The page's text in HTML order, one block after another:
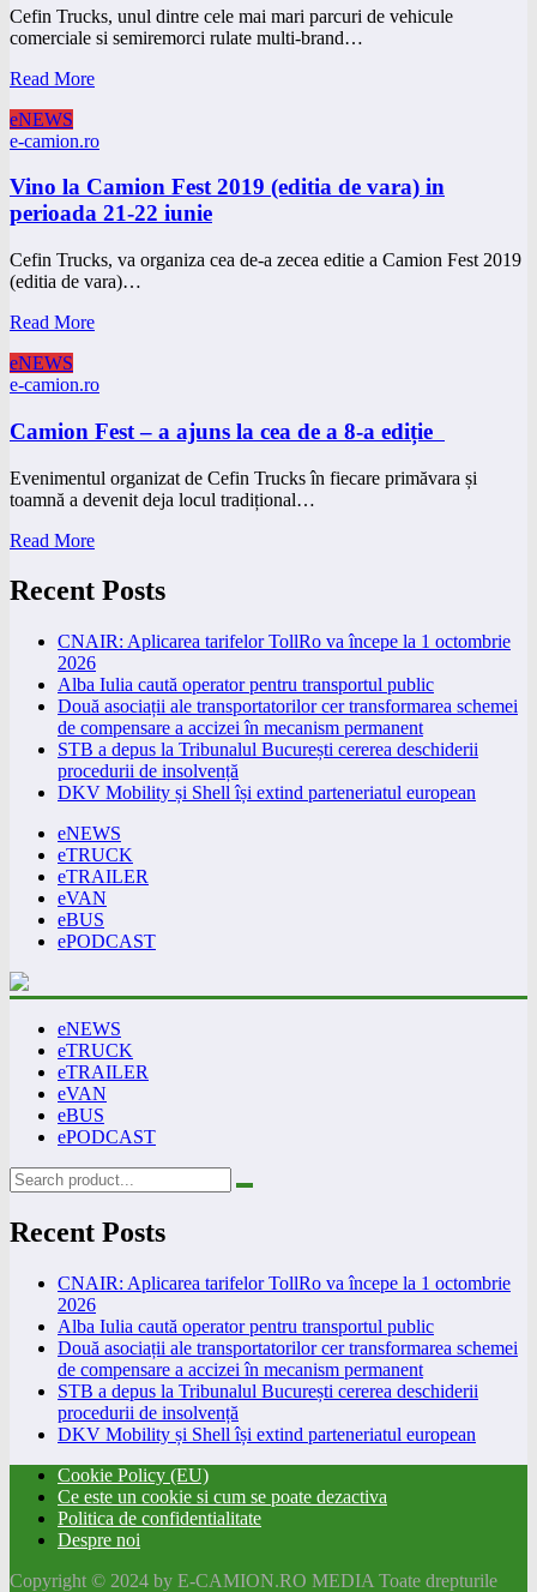
Cefin Trucks, unul dintre cele mai mari parcuri de vehicule
comerciale si semiremorci rulate multi-brand…
Read More
eNEWS
e-camion.ro
Vino la Camion Fest 2019 (editia de vara) in
perioada 21-22 iunie
Cefin Trucks, va organiza cea de-a zecea editie a Camion Fest 2019
(editia de vara)…
Read More
eNEWS
e-camion.ro
Camion Fest – a ajuns la cea de a 8-a ediție
Evenimentul organizat de Cefin Trucks în fiecare primăvara și
toamnă a devenit deja locul tradițional…
Read More
Recent Posts
CNAIR: Aplicarea tarifelor TollRo va începe la 1 octombrie
2026
Alba Iulia caută operator pentru transportul public
Două asociații ale transportatorilor cer transformarea schemei
de compensare a accizei în mecanism permanent
STB a depus la Tribunalul București cererea deschiderii
procedurii de insolvență
DKV Mobility și Shell își extind parteneriatul european
eNEWS
eTRUCK
eTRAILER
eVAN
eBUS
ePODCAST
eNEWS
eTRUCK
eTRAILER
eVAN
eBUS
ePODCAST
Recent Posts
CNAIR: Aplicarea tarifelor TollRo va începe la 1 octombrie
2026
Alba Iulia caută operator pentru transportul public
Două asociații ale transportatorilor cer transformarea schemei
de compensare a accizei în mecanism permanent
STB a depus la Tribunalul București cererea deschiderii
procedurii de insolvență
DKV Mobility și Shell își extind parteneriatul european
Cookie Policy (EU)
Ce este un cookie si cum se poate dezactiva
Politica de confidentialitate
Despre noi
Copyright © 2024 by E-CAMION.RO MEDIA Toate drepturile